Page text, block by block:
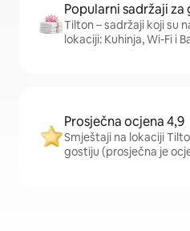
Popularni sadržaji za
Tilton – sadržaji koji su
lokaciji: Kuhinja, Wi-Fi i
Prosječna ocjena 4,9
Smještaji na lokaciji
gostiju (prosječna je